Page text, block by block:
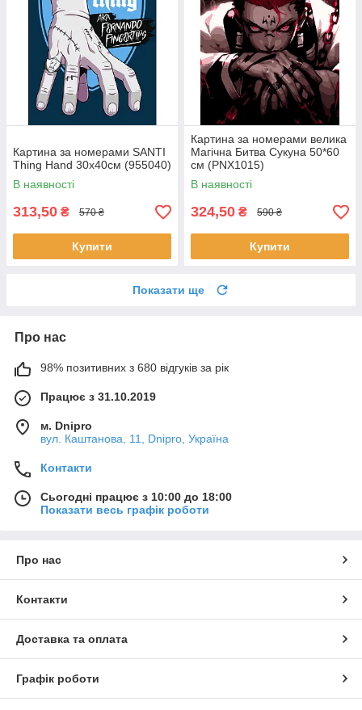
Картина за номерами SANTI
Thing Hand 30х40см (955040)
В наявності
313,50 ₴ 570 ₴
Купити
Картина за номерами велика
Магічна Битва Сукуна 50*60
см (PNX1015)
В наявності
324,50 ₴ 590 ₴
Купити
Показати ще
Про нас
98% позитивних з 680 відгуків за рік
Працює з 31.10.2019
м. Dnipro
вул. Каштанова, 11, Dnipro, Україна
Контакти
Сьогодні працює з 10:00 до 18:00
Показати весь графік роботи
Про нас
Контакти
Доставка та оплата
Графік роботи